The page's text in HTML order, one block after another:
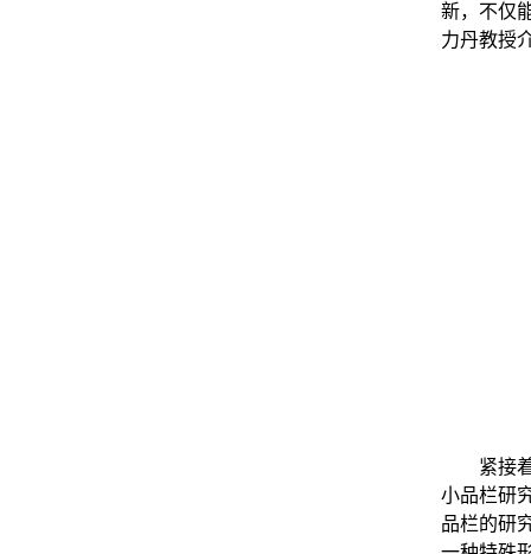
新，不仅
力丹教授
紧接
小品栏研
品栏的研